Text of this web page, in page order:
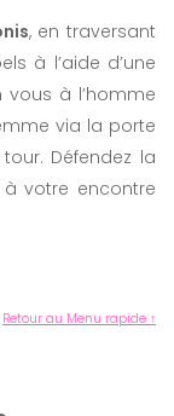
, en traversant
à l’aide d’une
à l’homme
via la porte
Défendez la
votre encontre
Retour au Menu rapide ↑